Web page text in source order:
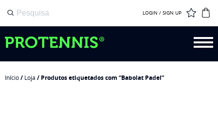
LOGIN / SIGN UP
Início/ Loja / Produtos etiquetados com “Babolat Padel”